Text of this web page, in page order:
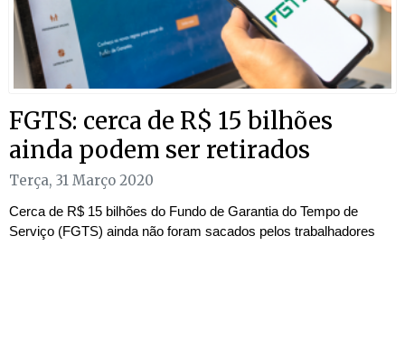
FGTS: cerca de R$ 15 bilhões
ainda podem ser retirados
Terça, 31 Março 2020
Cerca de R$ 15 bilhões do Fundo de Garantia do Tempo de
Serviço (FGTS) ainda não foram sacados pelos trabalhadores